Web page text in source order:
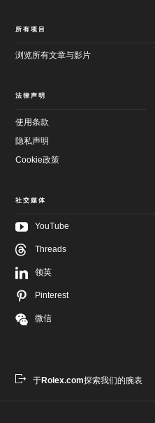
所有项目
浏览所有文章与影片
法律声明
使用条款
隐私声明
Cookie政策
社交媒体
YouTube
Threads
领英
Pinterest
微信
于Rolex.com探索我们的腕表